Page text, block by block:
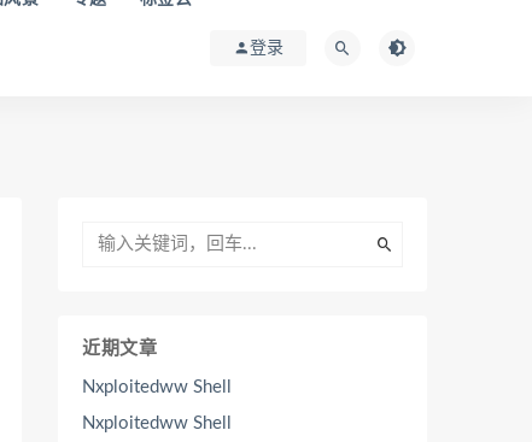
登录
近期文章
Nxploitedww Shell
Nxploitedww Shell